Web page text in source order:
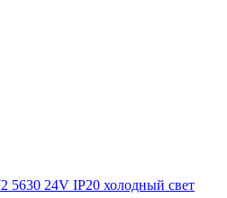
5630 24V IP20 холодный свет